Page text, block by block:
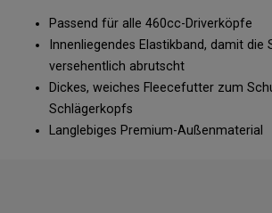
Passend für alle 460cc-Driverköpfe
Innenliegendes Elastikband, damit die
versehentlich abrutscht
Dickes, weiches Fleecefutter zum
Schlägerkopfs
Langlebiges Premium-Außenmaterial